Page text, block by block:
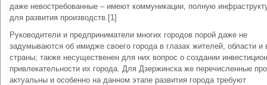
даже невостребованные – имеют коммуникации, полную
для развития производств.[1]
Руководители и предприниматели многих городов порой даже не
задумываются об имидже своего города в глазах жителей, области и
страны; также несущественен для них вопрос о создании
привлекательности их города. Для Дзержинска же перечисленные
актуальны и особенно на данном этапе развития города требуют